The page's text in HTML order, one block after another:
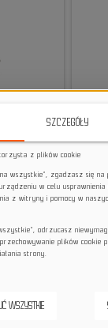
50,23 zł
Speed
Dostępne
SZCZEGÓŁY
z plików cookie
wszystkie”, zgadzasz się
w celu usprawnienia
z witryny i pomocy w
odrzucasz
plików cookie
strony.
WSZYSTKIE